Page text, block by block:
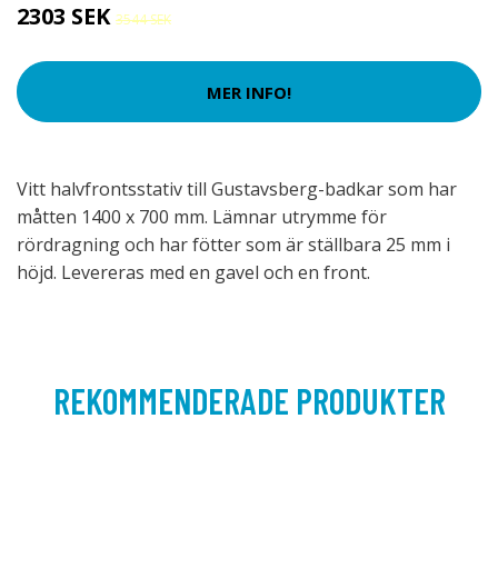
2303 SEK 3544 SEK
MER INFO!
Vitt halvfrontsstativ till Gustavsberg-badkar som har
måtten 1400 x 700 mm. Lämnar utrymme för
rördragning och har fötter som är ställbara 25 mm i
höjd. Levereras med en gavel och en front.
REKOMMENDERADE PRODUKTER